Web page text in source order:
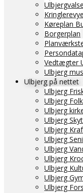
Køreplan
Borgerplan
Vedtægter
Ulbjerg
Ulbjerg på nettet
Ulbjerg
Ulbjerg
Ulbjerg
Ulbjerg
Ulbjerg
Ulbjerg
Ulbjerg
Ulbjerg
Ulbjerg
Ulbjerg
Ulbjerg